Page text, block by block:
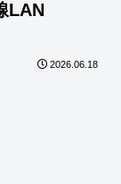
LAN
2026.06.18